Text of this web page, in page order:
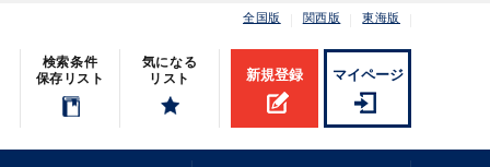
全国版 関西版 東海版
検索条件
保存リスト
気になる
リスト
新規登録 マイページ